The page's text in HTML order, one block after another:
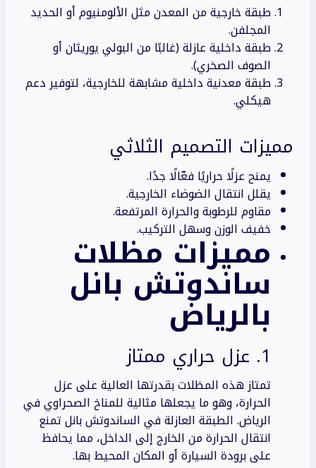
طبقة خارجية من المعدن مثل الألومنيوم أو الحديد
المجلفن.
طبقة داخلية عازلة (غالبًا من البولي يوريثان أو
الصوف الصخري).
طبقة معدنية داخلية مشابهة للخارجية، لتوفير دعم
هيكلي.
مميزات التصميم الثلاثي
يمنح عزلًا حراريًا فعّالًا جدًا.
يقلل انتقال الضوضاء الخارجية.
مقاوم للرطوبة والحرارة المرتفعة.
خفيف الوزن وسهل التركيب.
مميزات مظلات
ساندوتش بانل
بالرياض
1. عزل حراري ممتاز
تمتاز هذه المظلات بقدرتها العالية على عزل
الحرارة، وهو ما يجعلها مثالية للمناخ الصحراوي في
الرياض. الطبقة العازلة في الساندوتش بانل تمنع
انتقال الحرارة من الخارج إلى الداخل، مما يحافظ
على برودة السيارة أو المكان المحيط بها.